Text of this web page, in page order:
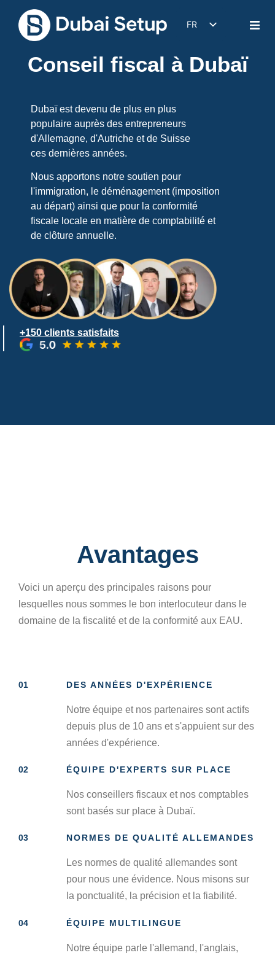
FR
Conseil fiscal à Dubaï
Dubaï est devenu de plus en plus
populaire auprès des entrepreneurs
d'Allemagne, d'Autriche et de Suisse
ces dernières années.
Nous apportons notre soutien pour
l'immigration, le déménagement (imposition
au départ) ainsi que pour la conformité
fiscale locale en matière de comptabilité et
de clôture annuelle.
+150 clients satisfaits
Avantages
Voici un aperçu des principales raisons pour
lesquelles nous sommes le bon interlocuteur dans le
domaine de la fiscalité et de la conformité aux EAU.
01 DES ANNÉES D'EXPÉRIENCE
Notre équipe et nos partenaires sont actifs
depuis plus de 10 ans et s'appuient sur des
années d'expérience.
02 ÉQUIPE D'EXPERTS SUR PLACE
Nos conseillers fiscaux et nos comptables
sont basés sur place à Dubaï.
03 NORMES DE QUALITÉ ALLEMANDES
Les normes de qualité allemandes sont
pour nous une évidence. Nous misons sur
la ponctualité, la précision et la fiabilité.
04 ÉQUIPE MULTILINGUE
Notre équipe parle l'allemand, l'anglais,